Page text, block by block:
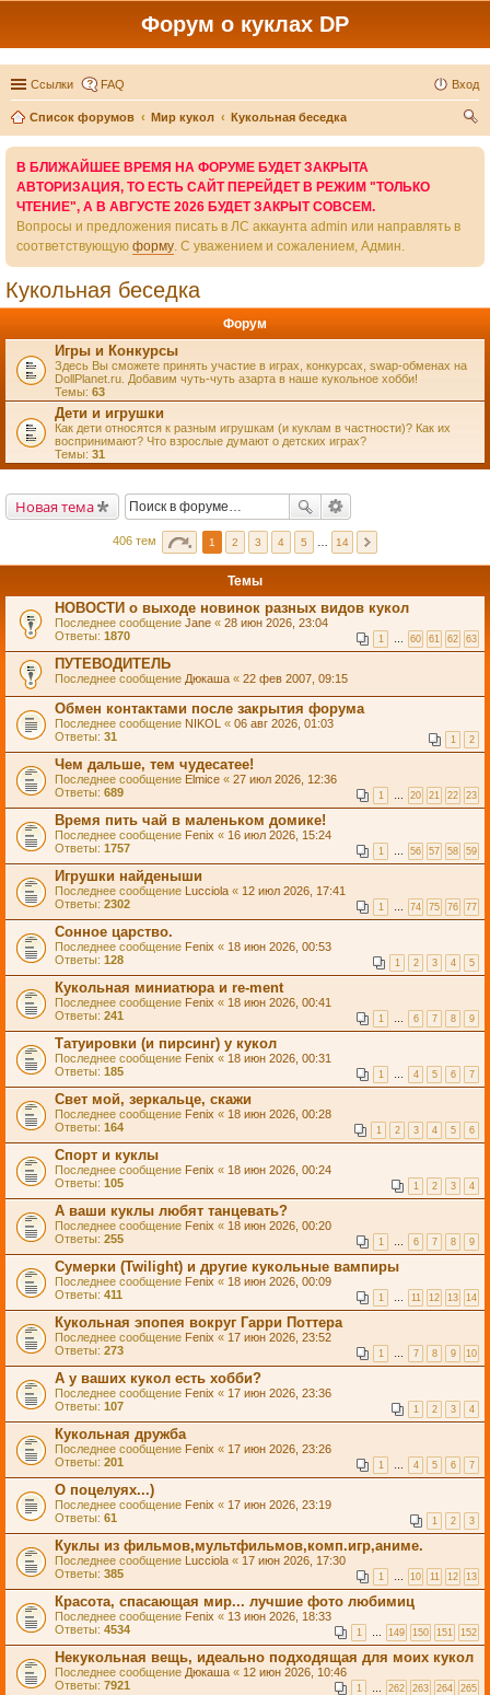
Форум о куклах DP
Ссылки FAQ Вход
Список форумов Мир кукол
Кукольная беседка
В БЛИЖАЙШЕЕ ВРЕМЯ НА ФОРУМЕ БУДЕТ ЗАКРЫТА
АВТОРИЗАЦИЯ, ТО ЕСТЬ САЙТ ПЕРЕЙДЕТ В РЕЖИМ "ТОЛЬКО
ЧТЕНИЕ", А В АВГУСТЕ 2026 БУДЕТ ЗАКРЫТ СОВСЕМ.
Вопросы и предложения писать в ЛС аккаунта admin или направлять в
соответствующую форму. С уважением и сожалением, Админ.
Кукольная беседка
Форум
Игры и Конкурсы
Здесь Вы сможете принять участие в играх, конкурсах, swap-обменах на
DollPlanet.ru. Добавим чуть-чуть азарта в наше кукольное хобби!
Темы: 63
Дети и игрушки
Как дети относятся к разным игрушкам (и куклам в частности)? Как их
воспринимают? Что взрослые думают о детских играх?
Темы: 31
Новая тема
406 тем 1 2 3 4 5 14
Темы
НОВОСТИ о выходе новинок разных видов кукол
Последнее сообщение Jane « 28 июн 2026, 23:04
Ответы: 1870 1 … 60 61 62 63
ПУТЕВОДИТЕЛЬ
Последнее сообщение Дюкаша « 22 фев 2007, 09:15
Обмен контактами после закрытия форума
Последнее сообщение NIKOL « 06 авг 2026, 01:03
Ответы: 31 1 2
Чем дальше, тем чудесатее!
Последнее сообщение Elmice « 27 июл 2026, 12:36
Ответы: 689 1 … 20 21 22 23
Время пить чай в маленьком домике!
Последнее сообщение Fenix « 16 июл 2026, 15:24
Ответы: 1757 1 … 56 57 58 59
Игрушки найденыши
Последнее сообщение Lucciola « 12 июл 2026, 17:41
Ответы: 2302 1 … 74 75 76 77
Сонное царство.
Последнее сообщение Fenix « 18 июн 2026, 00:53
Ответы: 128 1 2 3 4 5
Кукольная миниатюра и re-ment
Последнее сообщение Fenix « 18 июн 2026, 00:41
Ответы: 241 1 … 6 7 8 9
Татуировки (и пирсинг) у кукол
Последнее сообщение Fenix « 18 июн 2026, 00:31
Ответы: 185 1 … 4 5 6 7
Свет мой, зеркальце, скажи
Последнее сообщение Fenix « 18 июн 2026, 00:28
Ответы: 164 1 2 3 4 5 6
Спорт и куклы
Последнее сообщение Fenix « 18 июн 2026, 00:24
Ответы: 105 1 2 3 4
А ваши куклы любят танцевать?
Последнее сообщение Fenix « 18 июн 2026, 00:20
Ответы: 255 1 … 6 7 8 9
Сумерки (Twilight) и другие кукольные вампиры
Последнее сообщение Fenix « 18 июн 2026, 00:09
Ответы: 411 1 … 11 12 13 14
Кукольная эпопея вокруг Гарри Поттера
Последнее сообщение Fenix « 17 июн 2026, 23:52
Ответы: 273 1 … 7 8 9 10
А у ваших кукол есть хобби?
Последнее сообщение Fenix « 17 июн 2026, 23:36
Ответы: 107 1 2 3 4
Кукольная дружба
Последнее сообщение Fenix « 17 июн 2026, 23:26
Ответы: 201 1 … 4 5 6 7
О поцелуях...)
Последнее сообщение Fenix « 17 июн 2026, 23:19
Ответы: 61 1 2 3
Куклы из фильмов,мультфильмов,комп.игр,аниме.
Последнее сообщение Lucciola « 17 июн 2026, 17:30
Ответы: 385 1 … 10 11 12 13
Красота, спасающая мир... лучшие фото любимиц
Последнее сообщение Fenix « 13 июн 2026, 18:33
Ответы: 4534 1 … 149 150 151 152
Некукольная вещь, идеально подходящая для моих кукол
Последнее сообщение Дюкаша « 12 июн 2026, 10:46
Ответы: 7921 1 … 262 263 264 265